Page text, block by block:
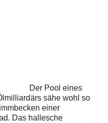
Der Pool eines
sähe wohl so
einer
Das hallesche